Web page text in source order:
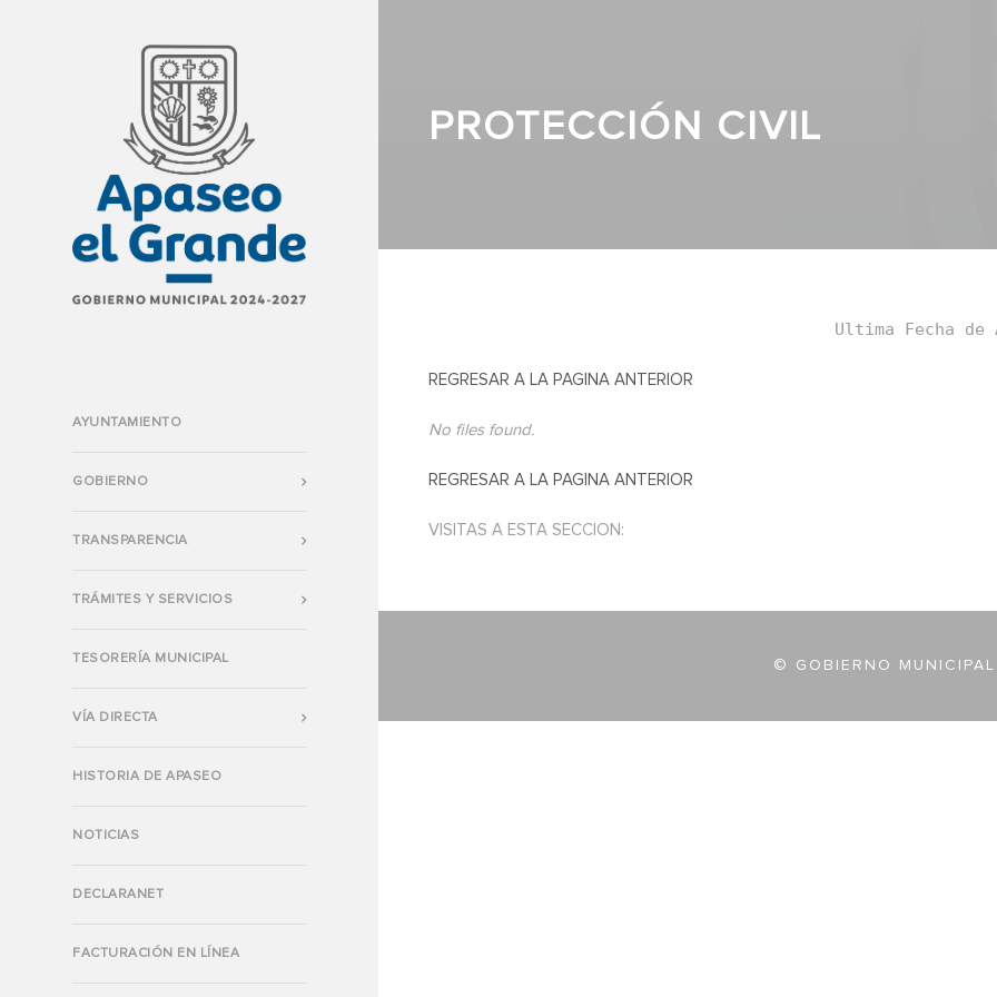
AYUNTAMIENTO
GOBIERNO
TRANSPARENCIA
TRÁMITES Y SERVICIOS
TESORERÍA MUNICIPAL
VÍA DIRECTA
HISTORIA DE APASEO
NOTICIAS
DECLARANET
FACTURACIÓN EN LÍNEA
PROTECCIÓN CIVIL
Ultima Fecha
REGRESAR A LA PAGINA ANTERIOR
No files found.
REGRESAR A LA PAGINA ANTERIOR
VISITAS A ESTA SECCION:
© GOBIERNO